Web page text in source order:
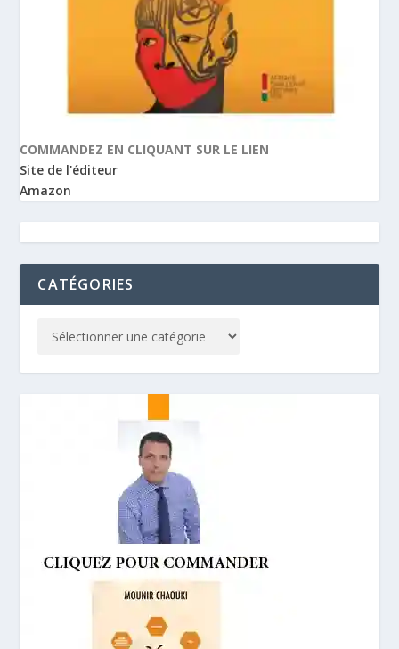
COMMANDEZ EN CLIQUANT SUR LE LIEN
Site de l'éditeur
Amazon
CATÉGORIES